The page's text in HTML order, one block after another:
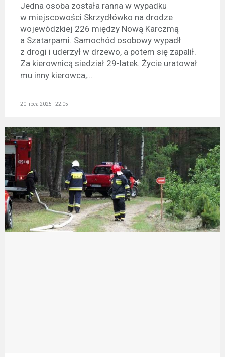
Jedna osoba została ranna w wypadku
w miejscowości Skrzydłówko na drodze
wojewódzkiej 226 między Nową Karczmą
a Szatarpami. Samochód osobowy wypadł
z drogi i uderzył w drzewo, a potem się zapalił.
Za kierownicą siedział 29-latek. Życie uratował
mu inny kierowca,...
20 lipca 2025 - 22:05